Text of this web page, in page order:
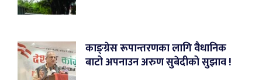
काङ्ग्रेस रूपान्तरणका लागि वैधानिक
बाटो अपनाउन अरुण सुबेदीको सुझाव !